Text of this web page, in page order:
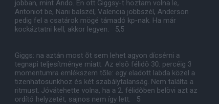
jobban, mint Ando. Én ott Giggsy-t hoztam volna le,
Antoniot be, Nani balszél, Valencia jobbszél, Anderson
pedig fel a csatárok mögé támadó kp-nak. Ha már
kockáztatni kell, akkor legyen. 5,5
Giggs: na aztán most õt sem lehet agyon dícsérni a
tegnapi teljesítménye miatt. Az elsõ félidõ 30. percéig 3
momentumra emlékszem tõle: egy eladott labda közel a
tizenhatosunkhoz és két szabálytalanság. Nem találta a
ritmust. Jóvátehette volna, ha a 2. félidõben belövi azt az
ordító helyzetét, sajnos nem így lett. 5